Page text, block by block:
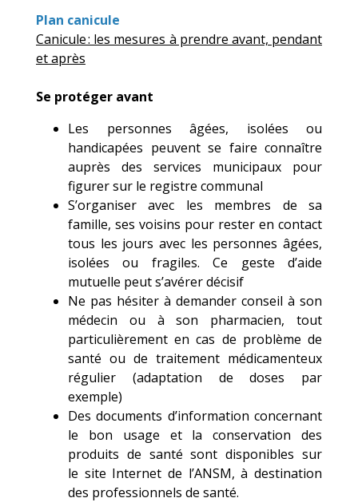
Plan canicule
Canicule : les mesures à prendre avant, pendant
et après
Se protéger avant
Les personnes âgées, isolées ou
handicapées peuvent se faire connaître
auprès des services municipaux pour
figurer sur le registre communal
S’organiser avec les membres de sa
famille, ses voisins pour rester en contact
tous les jours avec les personnes âgées,
isolées ou fragiles. Ce geste d’aide
mutuelle peut s’avérer décisif
Ne pas hésiter à demander conseil à son
médecin ou à son pharmacien, tout
particulièrement en cas de problème de
santé ou de traitement médicamenteux
régulier (adaptation de doses par
exemple)
Des documents d’information concernant
le bon usage et la conservation des
produits de santé sont disponibles sur
le site Internet de l’ANSM, à destination
des professionnels de santé.